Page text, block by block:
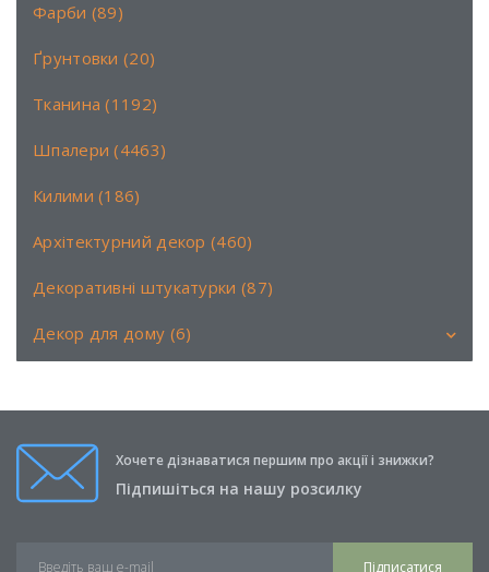
Фарби (89)
Ґрунтовки (20)
Тканина (1192)
Шпалери (4463)
Килими (186)
Архітектурний декор (460)
Декоративні штукатурки (87)
Декор для дому (6)
Свічки (0)Хочете дізнаватися першим про акції і знижки?
Підпишіться на нашу розсилку
Підписатися